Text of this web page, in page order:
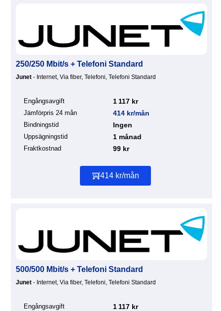
250/250 Mbit/s + Telefoni Standard
Junet - Internet, Via fiber, Telefoni, Telefoni Standard
Engångsavgift 1 117 kr
Jämförpris 24 mån 414 kr/mån
Bindningstid Ingen
Uppsägningstid 1 månad
Fraktkostnad 99 kr
414 kr/mån
500/500 Mbit/s + Telefoni Standard
Junet - Internet, Via fiber, Telefoni, Telefoni Standard
Engångsavgift 1 117 kr